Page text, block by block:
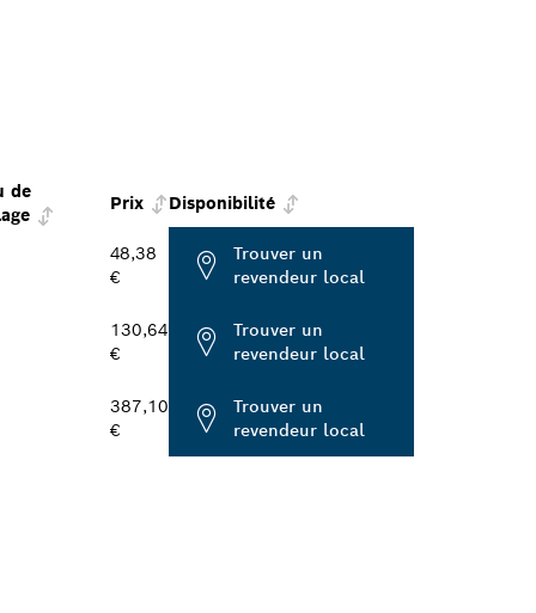
de
Prix Disponibilité
48,38
€
Trouver un
revendeur local
130,64
€
Trouver un
revendeur local
387,10
€
Trouver un
revendeur local